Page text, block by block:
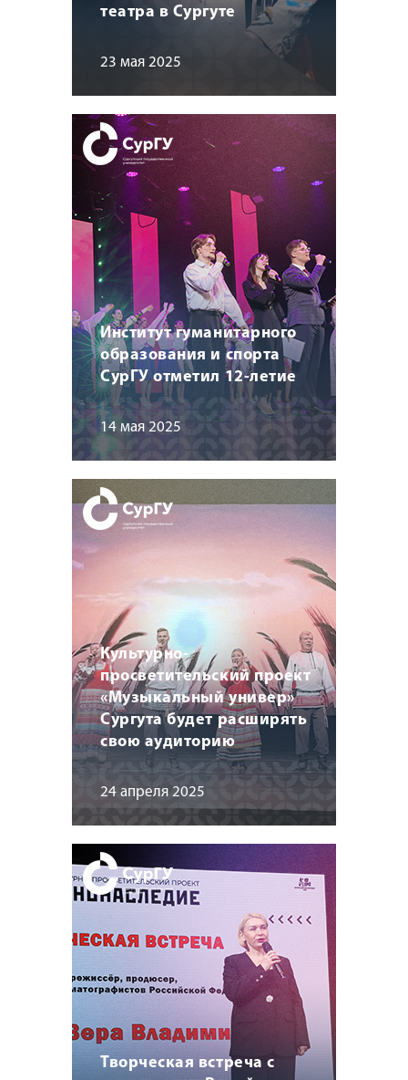
театра в Сургуте
23 мая 2025
Институт гуманитарного
образования и спорта
СурГУ отметил 12-летие
14 мая 2025
Культурно-
просветительский проект
«Музыкальный универ»
Сургута будет расширять
свою аудиторию
24 апреля 2025
Творческая встреча с